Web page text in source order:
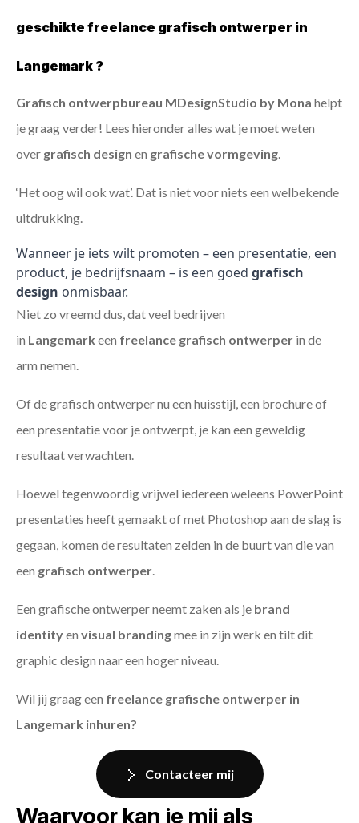
geschikte freelance grafisch ontwerper in
Langemark ?
Grafisch ontwerpbureau MDesignStudio by Mona helpt
je graag verder! Lees hieronder alles wat je moet weten
over grafisch design en grafische vormgeving
‘Het oog wil ook wat’. Dat is niet voor niets een welbekende
uitdrukking.
Wanneer je iets wilt promoten – een presentatie, een
product, je bedrijfsnaam – is een goed grafisch
design onmisbaar.
Niet zo vreemd dus, dat veel bedrijven
in Langemark een freelance grafisch ontwerper in de
arm nemen.
Of de grafisch ontwerper nu een huisstijl, een brochure of
een presentatie voor je ontwerpt, je kan een geweldig
resultaat verwachten.
Hoewel tegenwoordig vrijwel iedereen weleens PowerPoint
presentaties heeft gemaakt of met Photoshop aan de slag is
gegaan, komen de resultaten zelden in de buurt van die van
een grafisch ontwerper
Een grafische ontwerper neemt zaken als je brand
identityen visual brandingmee in zijn werk en tilt dit
graphic design naar een hoger niveau.
Wil jij graag een freelance grafische ontwerper in
Langemark inhuren?
Contacteer mij
Waarvoor kan je mij als